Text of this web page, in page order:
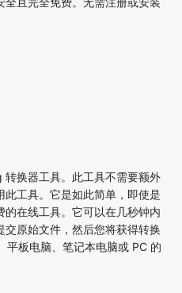
换器工具。此工具不需要额外
工具。它是如此简单，即使是
在线工具。它可以在几秒钟内
原始文件，然后您将获得转换
平板电脑、笔记本电脑或 PC 的